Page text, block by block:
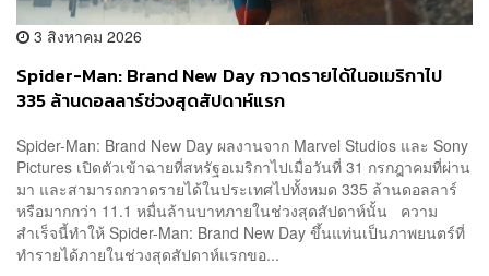
3 สิงหาคม 2026
Spider-Man: Brand New Day กวาดรายได้ในอเมริกาไป
335 ล้านดอลลาร์ช่วงสุดสัปดาห์แรก
Spider-Man: Brand New Day ผลงานจาก Marvel Studios และ Sony
Pictures เปิดตัวเข้าฉายที่สหรัฐอเมริกาไปเมื่อวันที่ 31 กรกฎาคมที่ผ่าน
มา และสามารถกวาดรายได้ในประเทศไปทั้งหมด 335 ล้านดอลลาร์
หรือมากกว่า 11.1 หมื่นล้านบาทภายในช่วงสุดสัปดาห์นั้น ความ
สำเร็จนี้ทำให้ Spider-Man: Brand New Day ขึ้นแท่นเป็นภาพยนตร์ที่
ทำรายได้ภายในช่วงสุดสัปดาห์แรกขอ...